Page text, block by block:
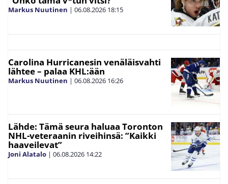
Markus Nuutinen | 06.08.2026 18:15
Carolina Hurricanesin venäläisvahti
lähtee – palaa KHL:ään
Markus Nuutinen | 06.08.2026 16:26
Lähde: Tämä seura haluaa Toronton
NHL-veteraanin riveihinsä: ”Kaikki
haaveilevat”
Joni Alatalo | 06.08.2026 14:22